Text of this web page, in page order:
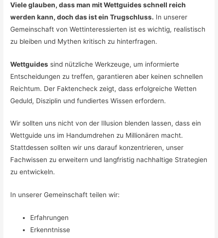
Viele glauben, dass man mit Wettguides schnell reich
werden kann, doch das ist ein Trugschluss. In unserer
Gemeinschaft von Wettinteressierten ist es wichtig, realistisch
zu bleiben und Mythen kritisch zu hinterfragen.
Wettguides sind nützliche Werkzeuge, um informierte
Entscheidungen zu treffen, garantieren aber keinen schnellen
Reichtum. Der Faktencheck zeigt, dass erfolgreiche Wetten
Geduld, Disziplin und fundiertes Wissen erfordern.
Wir sollten uns nicht von der Illusion blenden lassen, dass ein
Wettguide uns im Handumdrehen zu Millionären macht.
Stattdessen sollten wir uns darauf konzentrieren, unser
Fachwissen zu erweitern und langfristig nachhaltige Strategien
zu entwickeln.
In unserer Gemeinschaft teilen wir:
Erfahrungen
Erkenntnisse